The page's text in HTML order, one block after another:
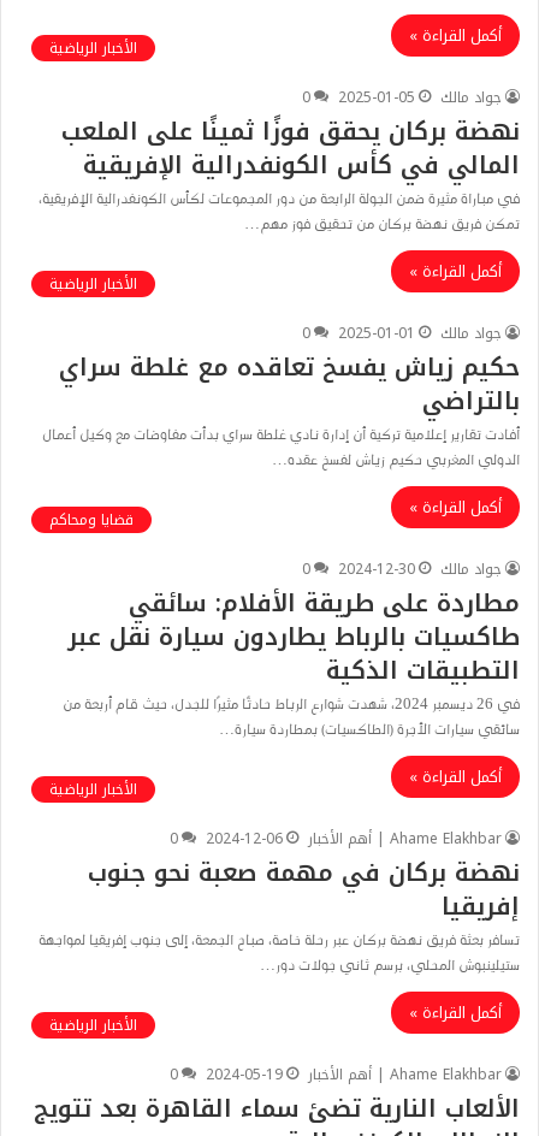
أكمل القراءة »
الأخبار الرياضية
جواد مالك
2025-01-05
0
نهضة بركان يحقق فوزًا ثمينًا على الملعب
المالي في كأس الكونفدرالية الإفريقية
في مباراة مثيرة ضمن الجولة الرابعة من دور المجموعات لكأس الكونفدرالية الإفريقية،
تمكن فريق نهضة بركان من تحقيق فوز مهم…
أكمل القراءة »
الأخبار الرياضية
جواد مالك
2025-01-01
0
حكيم زياش يفسخ تعاقده مع غلطة سراي
بالتراضي
أفادت تقارير إعلامية تركية أن إدارة نادي غلطة سراي بدأت مفاوضات مع وكيل أعمال
الدولي المغربي حكيم زياش لفسخ عقده…
أكمل القراءة »
قضايا ومحاكم
جواد مالك
2024-12-30
0
مطاردة على طريقة الأفلام: سائقي
طاكسيات بالرباط يطاردون سيارة نقل عبر
التطبيقات الذكية
في 26 ديسمبر 2024، شهدت شوارع الرباط حادثًا مثيرًا للجدل، حيث قام أربعة من
سائقي سيارات الأجرة (الطاكسيات) بمطاردة سيارة…
أكمل القراءة »
الأخبار الرياضية
Ahame Elakhbar | أهم الأخبار
2024-12-06
0
نهضة بركان في مهمة صعبة نحو جنوب
إفريقيا
تسافر بعثة فريق نهضة بركان عبر رحلة خاصة، صباح الجمعة، إلى جنوب إفريقيا لمواجهة
ستيلينبوش المحلي، برسم ثاني جولات دور…
أكمل القراءة »
الأخبار الرياضية
Ahame Elakhbar | أهم الأخبار
2024-05-19
0
الألعاب النارية تضئ سماء القاهرة بعد تتويج